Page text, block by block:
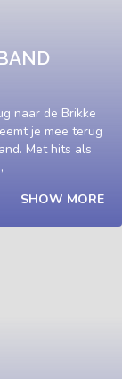
naar de Brikke
je mee terug
Met hits als
SHOW MORE